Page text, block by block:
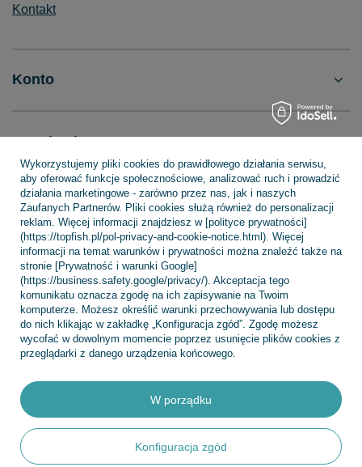
Kontakt
Konto
Regulaminy
INFORMACJE
POMOC
+48 695 775 577 kontakt@topfish.pl
Wykorzystujemy pliki cookies do prawidłowego działania serwisu,
aby oferować funkcje społecznościowe, analizować ruch i prowadzić
działania marketingowe - zarówno przez nas, jak i naszych
Zaufanych Partnerów. Pliki cookies służą również do personalizacji
reklam. Więcej informacji znajdziesz w [polityce prywatności]
(https://topfish.pl/pol-privacy-and-cookie-notice.html). Więcej
informacji na temat warunków i prywatności można znaleźć także na
stronie [Prywatność i warunki Google]
(https://business.safety.google/privacy/). Akceptacja tego
komunikatu oznacza zgodę na ich zapisywanie na Twoim
komputerze. Możesz określić warunki przechowywania lub dostępu
do nich klikając w zakładkę „Konfiguracja zgód”. Zgodę możesz
wycofać w dowolnym momencie poprzez usunięcie plików cookies z
przeglądarki z danego urządzenia końcowego.
Konfiguracja zgód
W porządku